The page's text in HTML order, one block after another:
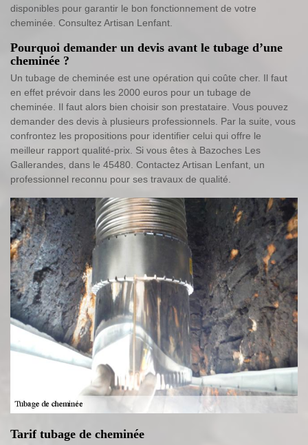
disponibles pour garantir le bon fonctionnement de votre
cheminée. Consultez Artisan Lenfant.
Pourquoi demander un devis avant le tubage d’une
cheminée ?
Un tubage de cheminée est une opération qui coûte cher. Il faut
en effet prévoir dans les 2000 euros pour un tubage de
cheminée. Il faut alors bien choisir son prestataire. Vous pouvez
demander des devis à plusieurs professionnels. Par la suite, vous
confrontez les propositions pour identifier celui qui offre le
meilleur rapport qualité-prix. Si vous êtes à Bazoches Les
Gallerandes, dans le 45480. Contactez Artisan Lenfant, un
professionnel reconnu pour ses travaux de qualité.
Tarif tubage de cheminée